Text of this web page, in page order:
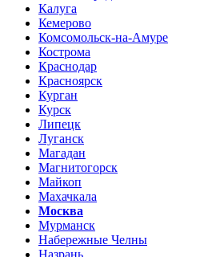
Калуга
Кемерово
Комсомольск-на-Амуре
Кострома
Краснодар
Красноярск
Курган
Курск
Липецк
Луганск
Магадан
Магнитогорск
Майкоп
Махачкала
Москва
Мурманск
Набережные Челны
Назрань